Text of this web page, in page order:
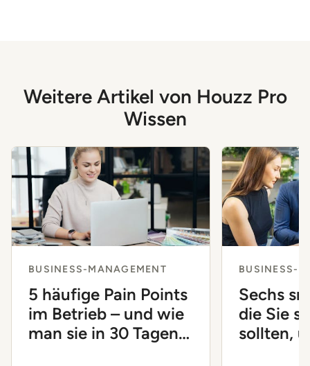
Weitere Artikel von Houzz Pro
Wissen
BUSINESS-MANAGEMENT
5 häufige Pain Points
im Betrieb – und wie
man sie in 30 Tagen
BUSINESS-
Sechs
die Sie
sollten,